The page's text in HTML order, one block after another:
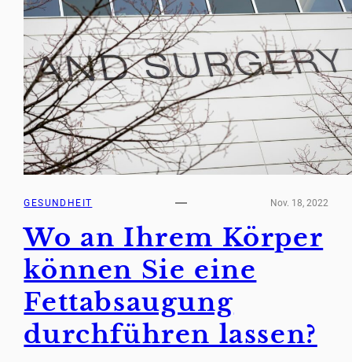
GESUNDHEIT Nov. 18, 2022
Wo an Ihrem Körper
können Sie eine
Fettabsaugung
durchführen lassen?